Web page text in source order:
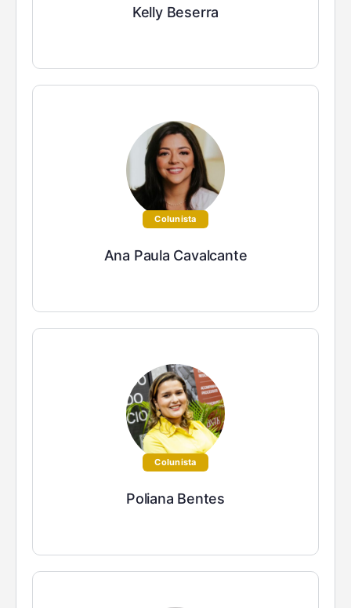
Kelly Beserra
Colunista
Ana Paula Cavalcante
Colunista
Poliana Bentes